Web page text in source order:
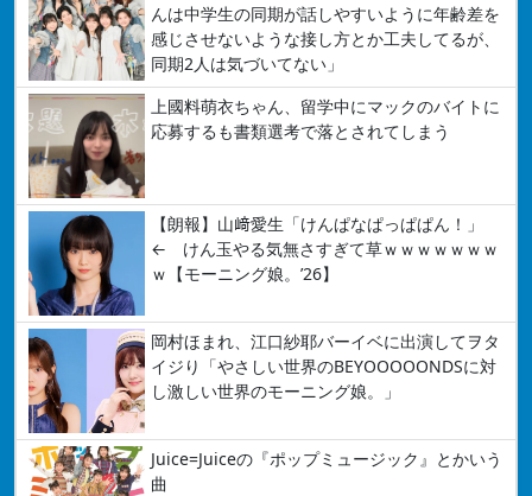
んは中学生の同期が話しやすいように年齢差を
感じさせないような接し方とか工夫してるが、
同期2人は気づいてない」
上國料萌衣ちゃん、留学中にマックのバイトに
応募するも書類選考で落とされてしまう
【朗報】山﨑愛生「けんぱなぱっぱぱん！」
← けん玉やる気無さすぎて草ｗｗｗｗｗｗｗ
ｗ【モーニング娘。’26】
岡村ほまれ、江口紗耶バーイベに出演してヲタ
イジり「やさしい世界のBEYOOOOONDSに対
し激しい世界のモーニング娘。」
Juice=Juiceの『ポップミュージック』とかいう
曲